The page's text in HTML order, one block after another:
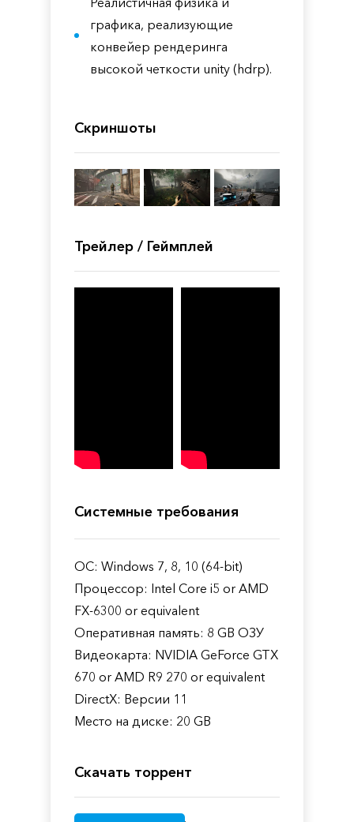
графика, реализующие
конвейер рендеринга
высокой четкости unity (hdrp).
Скриншоты
Трейлер / Геймплей
Системные требования
ОС: Windows 7, 8, 10 (64-bit)
Процессор: Intel Core i5 or AMD
FX-6300 or equivalent
Оперативная память: 8 GB ОЗУ
Видеокарта: NVIDIA GeForce GTX
670 or AMD R9 270 or equivalent
DirectX: Версии 11
Место на диске: 20 GB
Скачать торрент